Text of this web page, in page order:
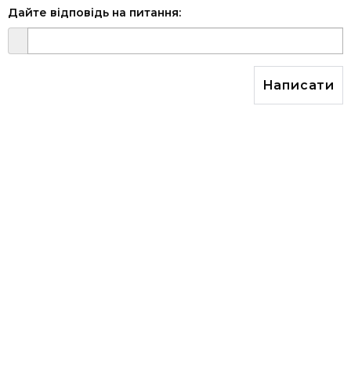
Дайте відповідь на питання:
Написати